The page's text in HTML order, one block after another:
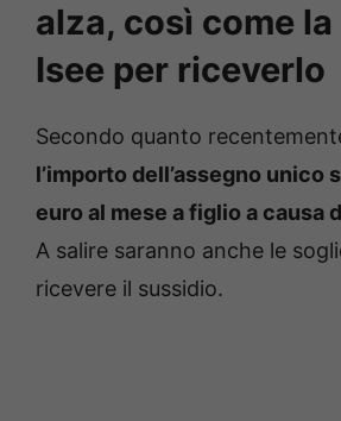
alza, così come
Isee per riceverlo
Secondo quanto
l’importo dell’assegno unico
euro al mese a figlio a causa
A salire saranno anche le
ricevere il sussidio.